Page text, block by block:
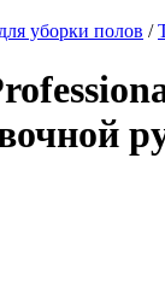
уборки полов /